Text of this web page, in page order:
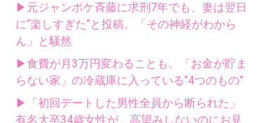
▶元ジャンポケ斉藤に求刑7年でも、妻は翌日
に“楽しすぎた“と投稿。「その神経がわから
ん」と騒然
▶食費が月3万円変わることも。「お金が貯ま
らない家」の冷蔵庫に入っている“4つのもの”
▶「初回デートした男性全員から断られた」
有名大卒34歳女性が、高望みしないのにお見